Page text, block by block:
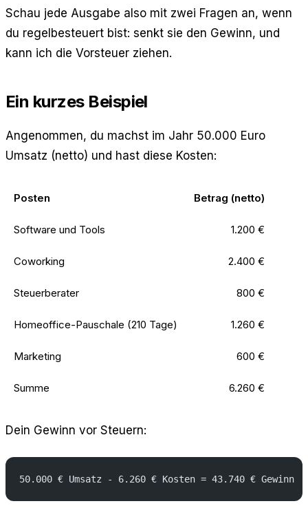
Schau jede Ausgabe also mit zwei Fragen an, wenn
du regelbesteuert bist: senkt sie den Gewinn, und
kann ich die Vorsteuer ziehen.
Ein kurzes Beispiel
Angenommen, du machst im Jahr 50.000 Euro
Umsatz (netto) und hast diese Kosten:
Posten Betrag (netto)
Software und Tools 1.200 €
Coworking 2.400 €
Steuerberater 800 €
Homeoffice-Pauschale (210 Tage) 1.260 €
Marketing 600 €
Summe 6.260 €
Dein Gewinn vor Steuern:
50.000 € Umsatz - 6.260 € Kosten = 43.740 € Gewinn